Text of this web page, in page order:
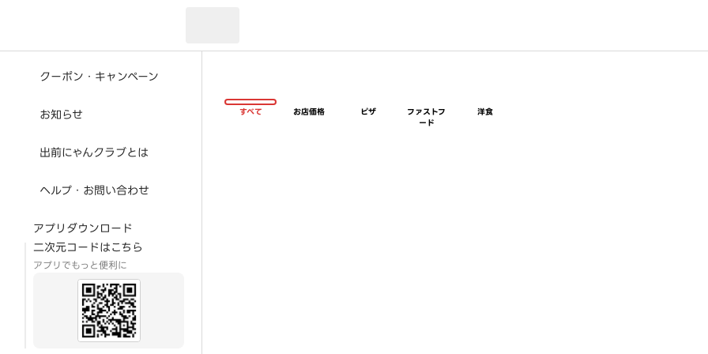
クーポン・キャンペーン
お知らせ
出前にゃんクラブとは
ヘルプ・お問い合わせ
アプリダウンロード
二次元コードはこちら
アプリでもっと便利に
すべて お店価格 ピザ
ファストフ
ード
洋食